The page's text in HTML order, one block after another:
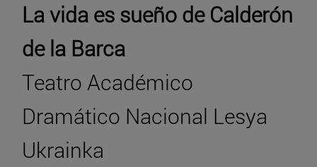
La vida es sueño de Calderón
de la Barca
Teatro Académico
Dramático Nacional Lesya
Ukrainka